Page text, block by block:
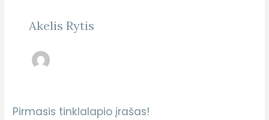
Akelis Rytis
Pirmasis tinklalapio įrašas!
Pirmasis